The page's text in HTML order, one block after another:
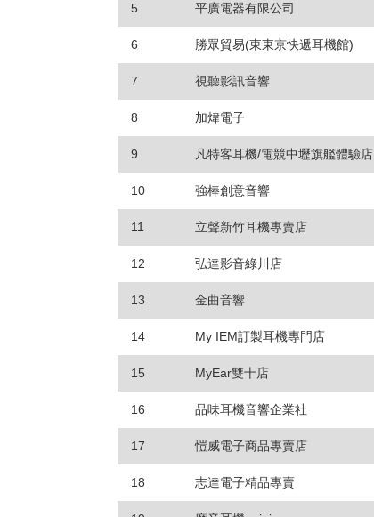
5 平廣電器有限公司
6 勝眾貿易(東東京快遞耳機館)
7 視聽影訊音響
8 加煒電子
9 凡特客耳機/電競中壢旗艦體驗店
10 強棒創意音響
11 立聲新竹耳機專賣店
12 弘達影音綠川店
13 金曲音響
14 My IEM訂製耳機專門店
15 MyEar雙十店
16 品味耳機音響企業社
17 愷威電子商品專賣店
18 志達電子精品專賣